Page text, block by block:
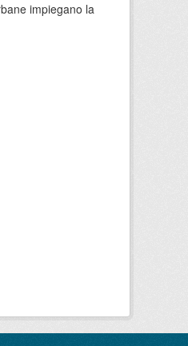
impiegano la